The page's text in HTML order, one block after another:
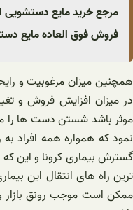
مرجع خرید مایع دستشویی
فروش فوق العاده مایع
همچنین میزان مرغوبیت و
در میزان افزایش فروش و
موثر باشد شستن دست ها را
نمود که همواره همه افراد
گسترش بیماری کرونا و این
ترین راه های انتقال این
ممکن است موجب رونق